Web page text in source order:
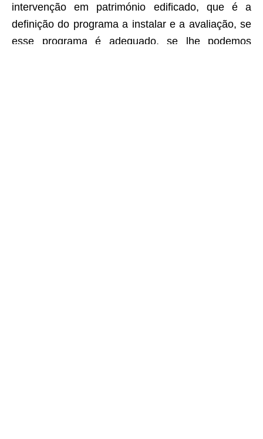
intervenção em património edificado, que é a
definição do programa a instalar e a avaliação, se
esse programa é adequado, se lhe podemos